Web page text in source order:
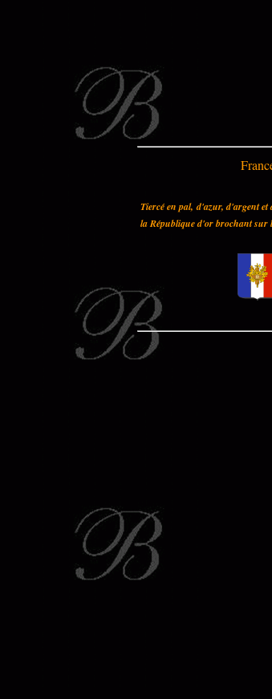
Tiercé en pal, d'azur, d'argent et
la République d'or brochant sur